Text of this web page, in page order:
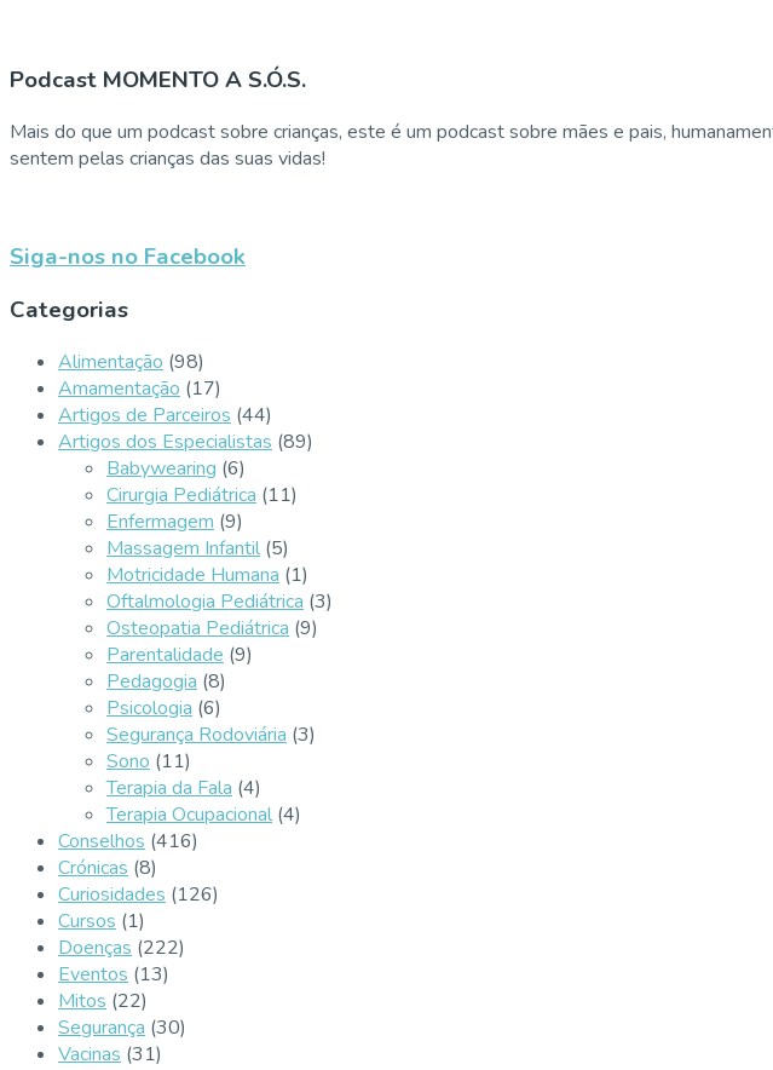
Podcast MOMENTO A S.Ó.S.
Mais do que um podcast sobre crianças, este é um podcast sobre mães e pais,
sentem pelas crianças das suas vidas!
Siga-nos no Facebook
Categorias
Alimentação (98)
Amamentação (17)
Artigos de Parceiros (44)
Artigos dos Especialistas (89)
Babywearing (6)
Cirurgia Pediátrica (11)
Enfermagem (9)
Massagem Infantil (5)
Motricidade Humana (1)
Oftalmologia Pediátrica (3)
Osteopatia Pediátrica (9)
Parentalidade (9)
Pedagogia (8)
Psicologia (6)
Segurança Rodoviária (3)
Sono (11)
Terapia da Fala (4)
Terapia Ocupacional (4)
Conselhos (416)
Crónicas (8)
Curiosidades (126)
Cursos (1)
Doenças (222)
Eventos (13)
Mitos (22)
Segurança (30)
Vacinas (31)